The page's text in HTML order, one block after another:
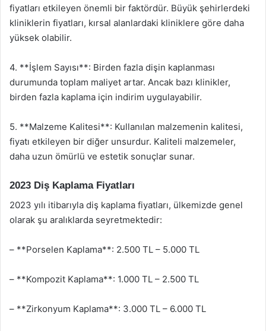
fiyatları etkileyen önemli bir faktördür. Büyük şehirlerdeki
kliniklerin fiyatları, kırsal alanlardaki kliniklere göre daha
yüksek olabilir.
4. **İşlem Sayısı**: Birden fazla dişin kaplanması
durumunda toplam maliyet artar. Ancak bazı klinikler,
birden fazla kaplama için indirim uygulayabilir.
5. **Malzeme Kalitesi**: Kullanılan malzemenin kalitesi,
fiyatı etkileyen bir diğer unsurdur. Kaliteli malzemeler,
daha uzun ömürlü ve estetik sonuçlar sunar.
2023 Diş Kaplama Fiyatları
2023 yılı itibarıyla diş kaplama fiyatları, ülkemizde genel
olarak şu aralıklarda seyretmektedir:
– **Porselen Kaplama**: 2.500 TL – 5.000 TL
– **Kompozit Kaplama**: 1.000 TL – 2.500 TL
– **Zirkonyum Kaplama**: 3.000 TL – 6.000 TL